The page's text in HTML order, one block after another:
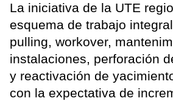
La iniciativa de la UTE
esquema de trabajo
pulling, workover,
instalaciones, perforación
y reactivación de
con la expectativa de